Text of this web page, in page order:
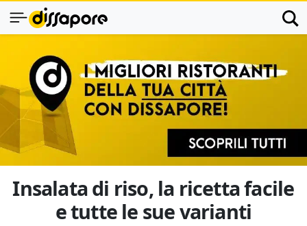
Insalata di riso, la ricetta facile
e tutte le sue varianti